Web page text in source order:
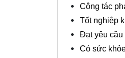
Công tác
Tốt nghiệp
Đạt yêu cầu
Có sức